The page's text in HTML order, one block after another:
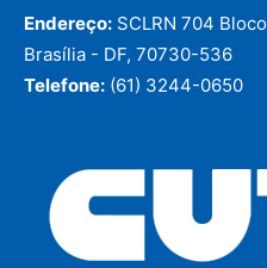
Endereço: SCLRN 704
Brasília - DF, 70730-536
Telefone: (61) 3244-0650